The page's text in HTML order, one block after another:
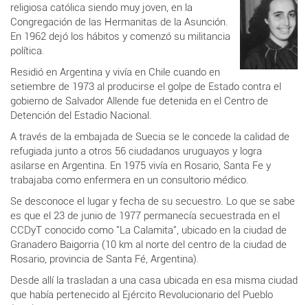
religiosa católica siendo muy joven, en la
Congregación de las Hermanitas de la Asunción.
En 1962 dejó los hábitos y comenzó su militancia
política.
Residió en Argentina y vivía en Chile cuando en
setiembre de 1973 al producirse el golpe de Estado contra el
gobierno de Salvador Allende fue detenida en el Centro de
Detención del Estadio Nacional.
A través de la embajada de Suecia se le concede la calidad de
refugiada junto a otros 56 ciudadanos uruguayos y logra
asilarse en Argentina. En 1975 vivía en Rosario, Santa Fe y
trabajaba como enfermera en un consultorio médico.
Se desconoce el lugar y fecha de su secuestro. Lo que se sabe
es que el 23 de junio de 1977 permanecía secuestrada en el
CCDyT conocido como "La Calamita", ubicado en la ciudad de
Granadero Baigorria (10 km al norte del centro de la ciudad de
Rosario, provincia de Santa Fé, Argentina).
Desde allí la trasladan a una casa ubicada en esa misma ciudad
que había pertenecido al Ejército Revolucionario del Pueblo